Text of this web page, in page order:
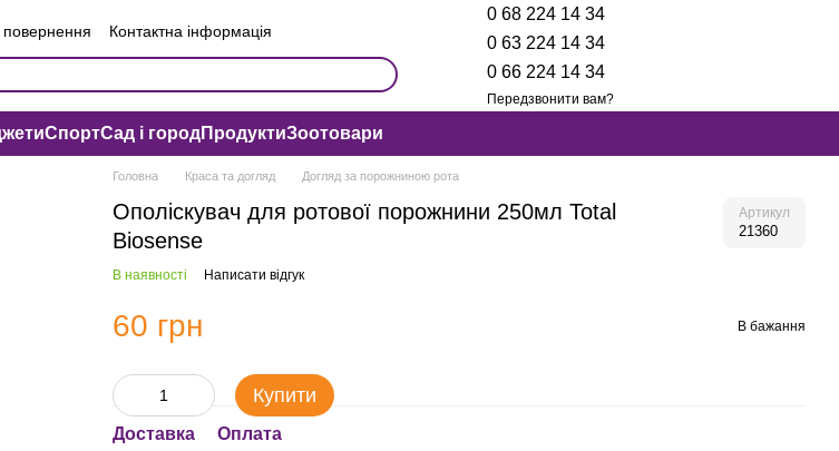
Контактна інформація
0 68 224 14 34
0 63 224 14 34
0 66 224 14 34
Передзвонити вам?
СпортСад і городПродуктиЗоотовари
Головна Краса та догляд Догляд за порожниною рота
Ополіскувач для ротової порожнини 250мл Total
Biosense
Артикул
21360
В наявності Написати відгук
60 грн В бажання
Купити
Доставка Оплата